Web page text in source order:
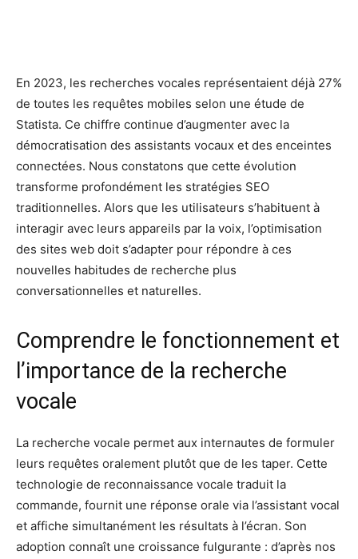
En 2023, les recherches vocales représentaient déjà 27%
de toutes les requêtes mobiles selon une étude de
Statista. Ce chiffre continue d’augmenter avec la
démocratisation des assistants vocaux et des enceintes
connectées. Nous constatons que cette évolution
transforme profondément les stratégies SEO
traditionnelles. Alors que les utilisateurs s’habituent à
interagir avec leurs appareils par la voix, l’optimisation
des sites web doit s’adapter pour répondre à ces
nouvelles habitudes de recherche plus
conversationnelles et naturelles.
Comprendre le fonctionnement et
l’importance de la recherche
vocale
La recherche vocale permet aux internautes de formuler
leurs requêtes oralement plutôt que de les taper. Cette
technologie de reconnaissance vocale traduit la
commande, fournit une réponse orale via l’assistant vocal
et affiche simultanément les résultats à l’écran. Son
adoption connaît une croissance fulgurante : d’après nos